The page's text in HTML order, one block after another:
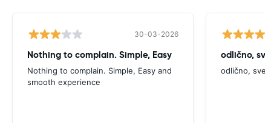
30-03-2026
Nothing to complain. Simple, Easy
Nothing to complain. Simple, Easy and
smooth experience
odlično,
odlično, sve